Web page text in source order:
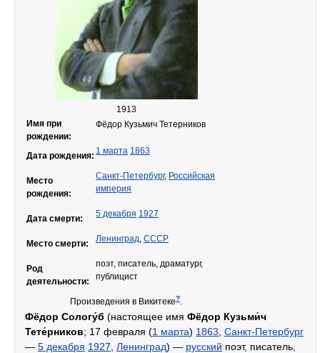
1913
Имя при
рождении:
Фёдор Кузьмич Тетерников
Дата рождения: 1 марта 1863
Место
рождения:
Санкт-Петербург, Российская
империя
Дата смерти: 5 декабря 1927
Место смерти: Ленинград, СССР
Род
деятельности:
поэт, писатель, драматург,
публицист
Произведения в Викитеке?.
Фёдор Сологу́б (настоящее имя Фёдор Кузьми́ч
Тете́рников; 17 февраля (1 марта) 1863 Санкт-Петербург
— 5 декабря 1927 Ленинград) — русский поэт, писатель,